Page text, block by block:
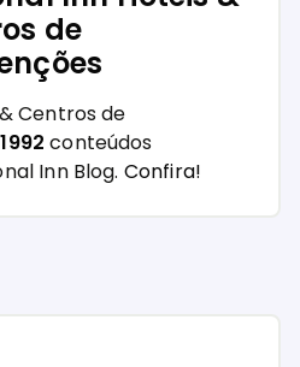
de
Centros de
1992 conteúdos
Inn Blog. Confira!